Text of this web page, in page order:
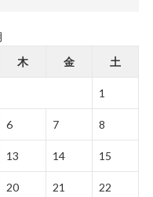
木 金 土
1
6 7 8
13 14 15
20 21 22